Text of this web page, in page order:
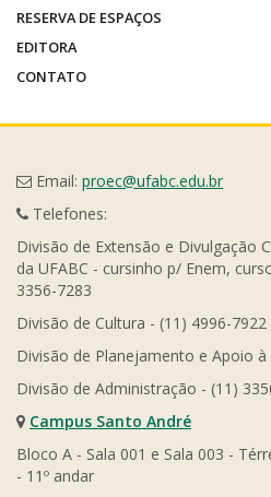
RESERVA DE ESPAÇOS
EDITORA
CONTATO
Email: proec@ufabc.edu.br
Telefones:
Divisão de Extensão e Divulgação
da UFABC - cursinho p/ Enem,
3356-7283
Divisão de Cultura - (11) 4996-7922
Divisão de Planejamento e Apoio à
Divisão de Administração - (11)
Campus Santo André
Bloco A - Sala 001 e Sala 003 -
- 11º andar